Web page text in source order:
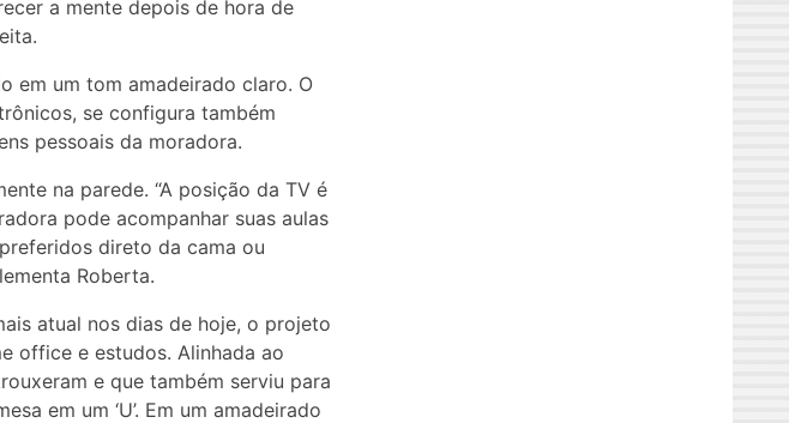
a mente depois de hora de
em um tom amadeirado claro. O
se configura também
pessoais da moradora.
na parede. “A posição da TV é
pode acompanhar suas aulas
direto da cama ou
Roberta.
atual nos dias de hoje, o projeto
office e estudos. Alinhada ao
e que também serviu para
em um ‘U’. Em um amadeirado